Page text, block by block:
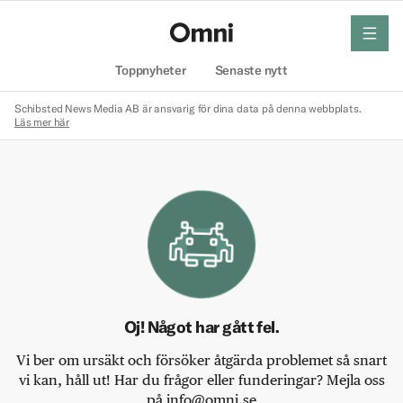
Toppnyheter Senaste nytt
meny
Schibsted News Media AB är ansvarig för dina data på denna webbplats.
Läs mer här
Oj! Något har gått fel.
Vi ber om ursäkt och försöker åtgärda problemet så snart
vi kan, håll ut! Har du frågor eller funderingar? Mejla oss